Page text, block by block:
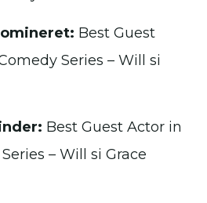
Best Guest
Series – Will si
Best Guest Actor in
– Will si Grace